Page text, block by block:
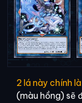
2 lá này chính
(màu hồng) sẽ